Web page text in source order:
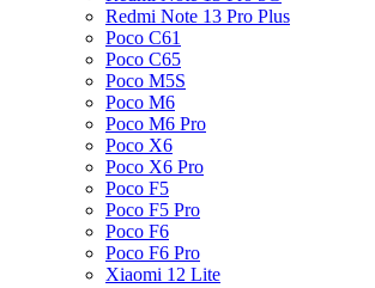
Redmi Note 13 Pro Plus
Poco C61
Poco C65
Poco M5S
Poco M6
Poco M6 Pro
Poco X6
Poco X6 Pro
Poco F5
Poco F5 Pro
Poco F6
Poco F6 Pro
Xiaomi 12 Lite